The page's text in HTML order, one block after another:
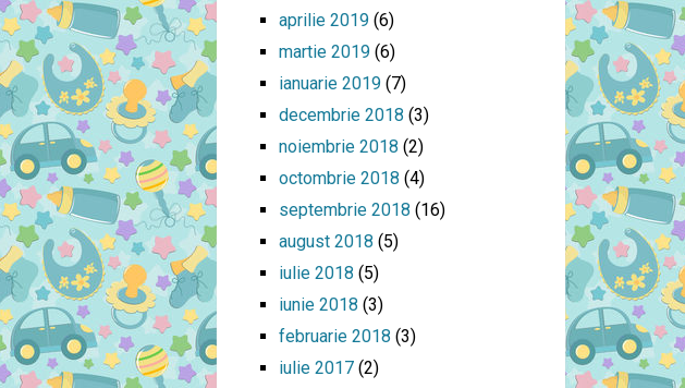
aprilie 2019 (6)
martie 2019 (6)
ianuarie 2019 (7)
decembrie 2018 (3)
noiembrie 2018 (2)
octombrie 2018 (4)
septembrie 2018 (16)
august 2018 (5)
iulie 2018 (5)
iunie 2018 (3)
februarie 2018 (3)
iulie 2017 (2)